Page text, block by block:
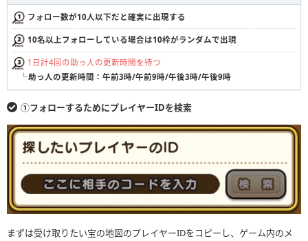
フォロー数が10人以下だと確実に出現する
10名以上フォローしている場合は10枠がランダムで出現
1日計4回の助っ人の更新時間を待つ
└助っ人の更新時間：午前3時/午前9時/午後3時/午後9時
①フォローするためにプレイヤーIDを検索
まずは受け取りたい宝の地図のプレイヤーIDをコピーし、ゲーム内のメ